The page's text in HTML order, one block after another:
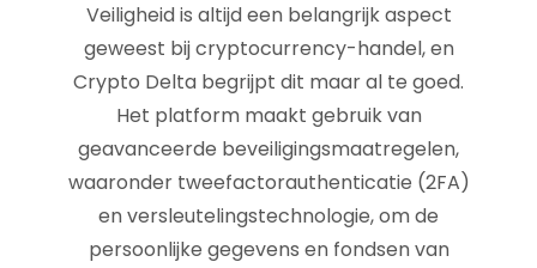
Veiligheid is altijd een belangrijk aspect
geweest bij cryptocurrency-handel, en
Crypto Delta begrijpt dit maar al te goed.
Het platform maakt gebruik van
geavanceerde beveiligingsmaatregelen,
waaronder tweefactorauthenticatie (2FA)
en versleutelingstechnologie, om de
persoonlijke gegevens en fondsen van